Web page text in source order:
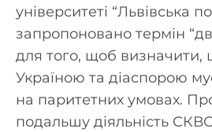
університеті “Львівська
запропоновано термін
для того, щоб визначити,
Україною та діаспорою
на паритетних умовах.
подальшу діяльність